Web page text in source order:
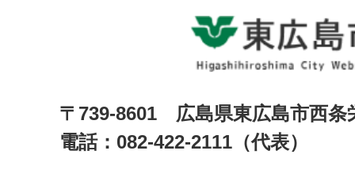
〒739-8601 広島県東広島市西
電話：082-422-2111（代表）